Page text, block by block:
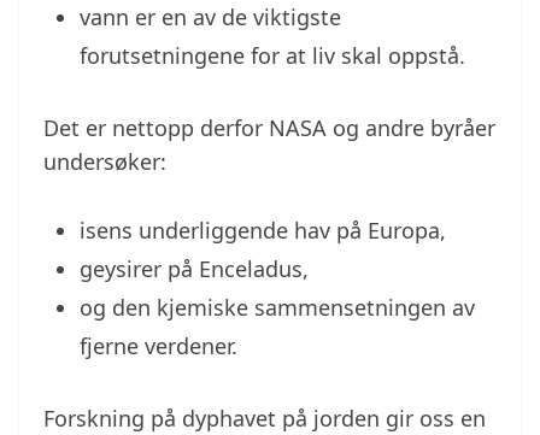
vann er en av de viktigste
forutsetningene for at liv skal oppstå.
Det er nettopp derfor NASA og andre byråer
undersøker:
isens underliggende hav på Europa,
geysirer på Enceladus,
og den kjemiske sammensetningen av
fjerne verdener.
Forskning på dyphavet på jorden gir oss en